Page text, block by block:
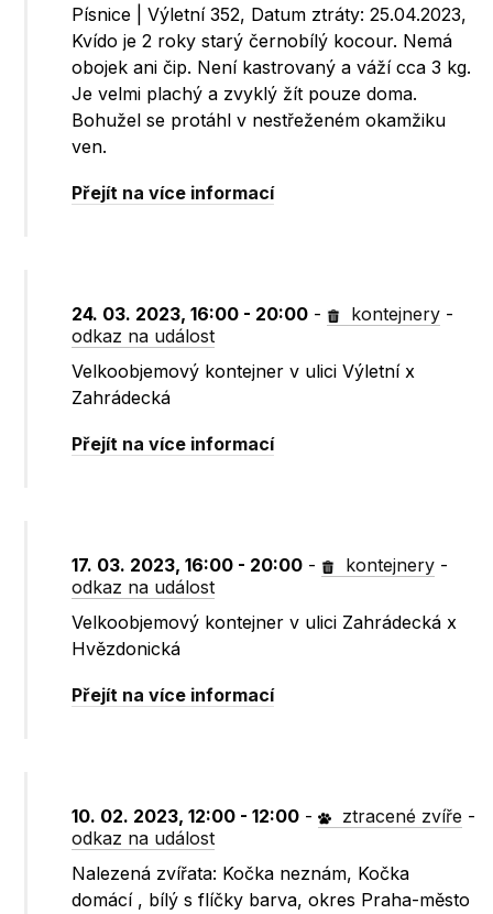
Písnice | Výletní 352, Datum ztráty: 25.04.2023,
Kvído je 2 roky starý černobílý kocour. Nemá
obojek ani čip. Není kastrovaný a váží cca 3 kg.
Je velmi plachý a zvyklý žít pouze doma.
Bohužel se protáhl v nestřeženém okamžiku
ven.
Přejít na více informací
24. 03. 2023, 16:00 - 20:00 - kontejnery -
odkaz na událost
Velkoobjemový kontejner v ulici Výletní x
Zahrádecká
Přejít na více informací
17. 03. 2023, 16:00 - 20:00 - kontejnery -
odkaz na událost
Velkoobjemový kontejner v ulici Zahrádecká x
Hvězdonická
Přejít na více informací
10. 02. 2023, 12:00 - 12:00 - ztracené zvíře -
odkaz na událost
Nalezená zvířata: Kočka neznám, Kočka
domácí , bílý s flíčky barva, okres Praha-město